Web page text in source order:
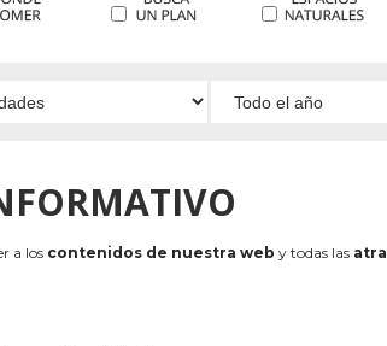
a los contenidos de nuestra web y todas las